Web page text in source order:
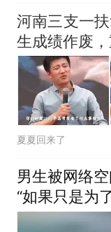
河南三支一
生成绩作废，
夏夏回来了
男生被网络
“如果只是为
考军校”